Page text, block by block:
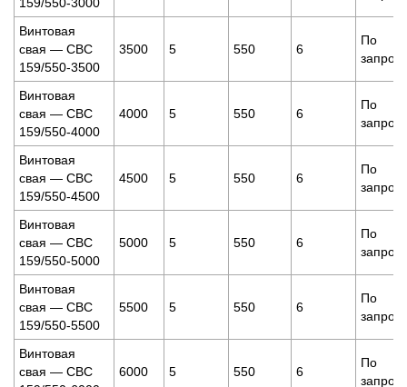
Винтовая
свая — СВС
159/550-3500
3500 5 550 6
По
запросу
Винтовая
свая — СВС
159/550-4000
4000 5 550 6
По
запросу
Винтовая
свая — СВС
159/550-4500
4500 5 550 6
По
запросу
Винтовая
свая — СВС
159/550-5000
5000 5 550 6
По
запросу
Винтовая
свая — СВС
159/550-5500
5500 5 550 6
По
запросу
Винтовая
свая — СВС
6000 5 550 6
По
запросу